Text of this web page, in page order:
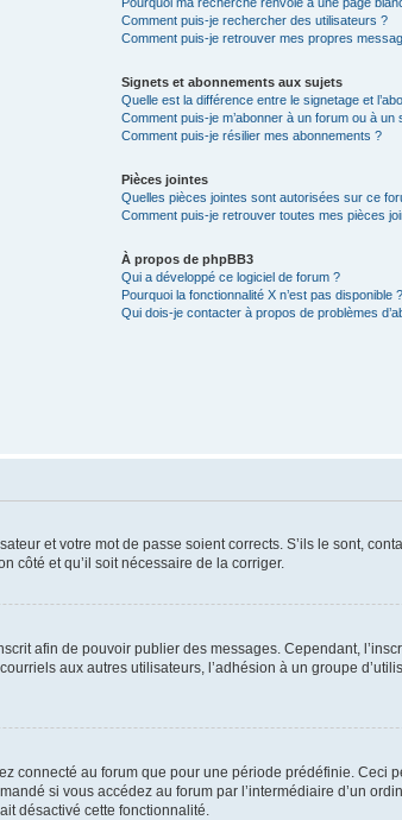
Comment puis-je rechercher des utilisateurs ?
Comment puis-je retrouver mes propres
Signets et abonnements aux sujets
Quelle est la différence entre le signetage et
Comment puis-je m’abonner à un forum ou à un
Comment puis-je résilier mes abonnements ?
Pièces jointes
Quelles pièces jointes sont autorisées sur ce
Comment puis-je retrouver toutes mes pièces
À propos de phpBB3
Qui a développé ce logiciel de forum ?
Pourquoi la fonctionnalité X n’est pas disponible ?
Qui dois-je contacter à propos de problèmes
et votre mot de passe soient corrects. S’ils le sont,
côté et qu’il soit nécessaire de la corriger.
afin de pouvoir publier des messages. Cependant,
aux autres utilisateurs, l’adhésion à un groupe
connecté au forum que pour une période prédéfinie. Ceci
si vous accédez au forum par l’intermédiaire d’un
désactivé cette fonctionnalité.